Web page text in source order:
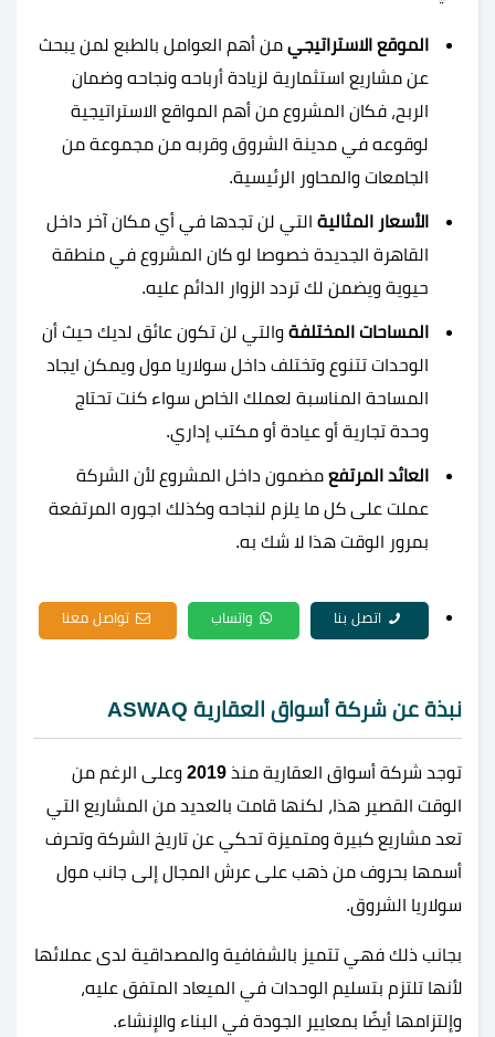
الموقع الاستراتيجي من أهم العوامل بالطبع لمن يبحث
عن مشاريع استثمارية لزيادة أرباحه ونجاحه وضمان
الربح، فكان المشروع من أهم المواقع الاستراتيجية
لوقوعه في مدينة الشروق وقربه من مجموعة من
الجامعات والمحاور الرئيسية.
الأسعار المثالية التي لن تجدها في أي مكان آخر داخل
القاهرة الجديدة خصوصا لو كان المشروع في منطقة
حيوية ويضمن لك تردد الزوار الدائم عليه.
المساحات المختلفة والتي لن تكون عائق لديك حيث أن
الوحدات تتنوع وتختلف داخل سولاريا مول ويمكن ايجاد
المساحة المناسبة لعملك الخاص سواء كنت تحتاج
وحدة تجارية أو عيادة أو مكتب إداري.
العائد المرتفع مضمون داخل المشروع لأن الشركة
عملت على كل ما يلزم لنجاحه وكذلك اجوره المرتفعة
بمرور الوقت هذا لا شك به.
اتصل بنا واتساب تواصل معنا
نبذة عن شركة أسواق العقارية ASWAQ
توجد شركة أسواق العقارية منذ 2019 وعلى الرغم من
الوقت القصير هذا، لكنها قامت بالعديد من المشاريع التي
تعد مشاريع كبيرة ومتميزة تحكي عن تاريخ الشركة وتحرف
أسمها بحروف من ذهب على عرش المجال إلى جانب مول
سولاريا الشروق.
بجانب ذلك فهي تتميز بالشفافية والمصداقية لدى عملائها
لأنها تلتزم بتسليم الوحدات في الميعاد المتفق عليه،
وإلتزامها أيضًا بمعايير الجودة في البناء والإنشاء.